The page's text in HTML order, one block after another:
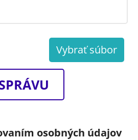
Vybrať súbor
osobných údajov